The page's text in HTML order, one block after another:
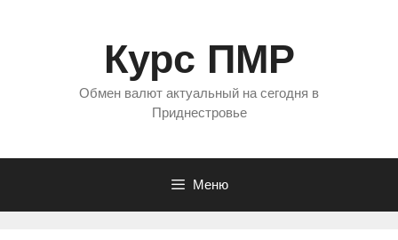
Курс ПМР
Обмен валют актуальный на сегодня в
Приднестровье
Меню